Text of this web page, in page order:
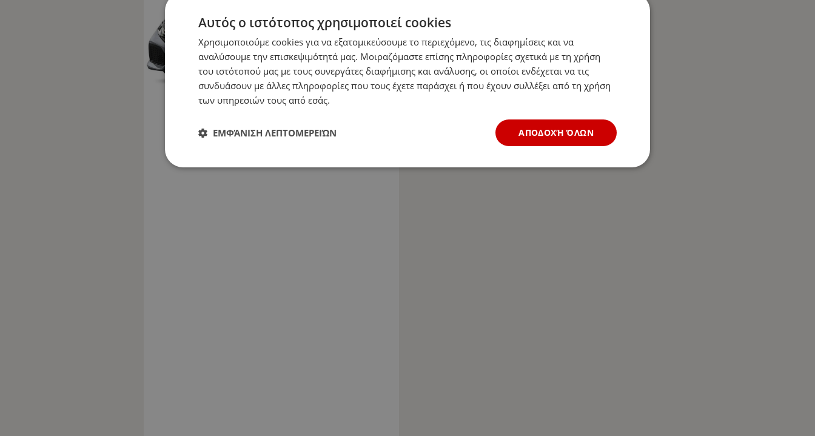
Αυτός ο ιστότοπος χρησιμοποιεί cookies
Χρησιμοποιούμε cookies για να εξατομικεύσουμε το περιεχόμενο, τις διαφημίσεις και να
αναλύσουμε την επισκεψιμότητά μας. Μοιραζόμαστε επίσης πληροφορίες σχετικά με τη χρήση
του ιστότοπού μας με τους συνεργάτες διαφήμισης και ανάλυσης, οι οποίοι ενδέχεται να τις
συνδυάσουν με άλλες πληροφορίες που τους έχετε παράσχει ή που έχουν συλλέξει από τη χρήση
των υπηρεσιών τους από εσάς.
ΑΠΟΔΟΧΉ ΌΛΩΝ
ΕΜΦΆΝΙΣΗ ΛΕΠΤΟΜΕΡΕΙΏΝ